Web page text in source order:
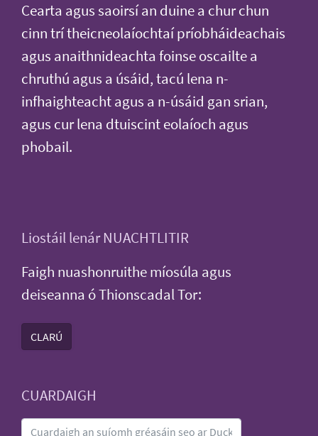
Cearta agus saoirsí an duine a chur chun
cinn trí theicneolaíochtaí príobháideachais
agus anaithnideachta foinse oscailte a
chruthú agus a úsáid, tacú lena n-
infhaighteacht agus a n-úsáid gan srian,
agus cur lena dtuiscint eolaíoch agus
phobail.
Liostáil lenár NUACHTLITIR
Faigh nuashonruithe míosúla agus
deiseanna ó Thionscadal Tor:
CLARÚ
CUARDAIGH